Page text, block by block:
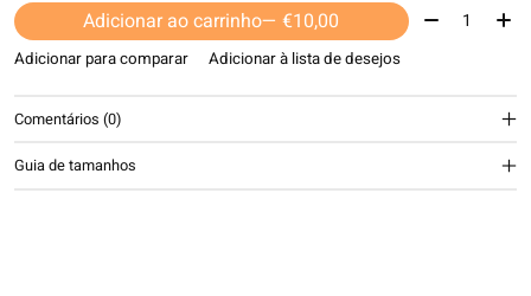
Adicionar ao carrinho — €10,00 Quantidade:
Adicionar para comparar Adicionar à lista de desejos
Comentários (0)
Guia de tamanhos